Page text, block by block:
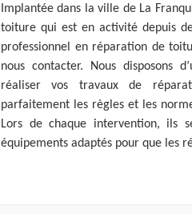
Implantée dans la ville de La
toiture qui est en activité depuis
professionnel en réparation de
nous contacter. Nous disposons
réaliser vos travaux de
parfaitement les règles et les
Lors de chaque intervention, ils
équipements adaptés pour que les